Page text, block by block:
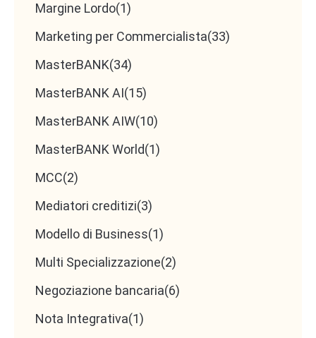
Margine Lordo(1)
Marketing per Commercialista(33)
MasterBANK(34)
MasterBANK AI(15)
MasterBANK AIW(10)
MasterBANK World(1)
MCC(2)
Mediatori creditizi(3)
Modello di Business(1)
Multi Specializzazione(2)
Negoziazione bancaria(6)
Nota Integrativa(1)